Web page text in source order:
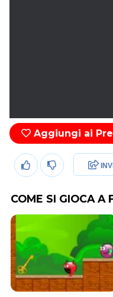
Aggiungi ai
COME SI GIOCA A